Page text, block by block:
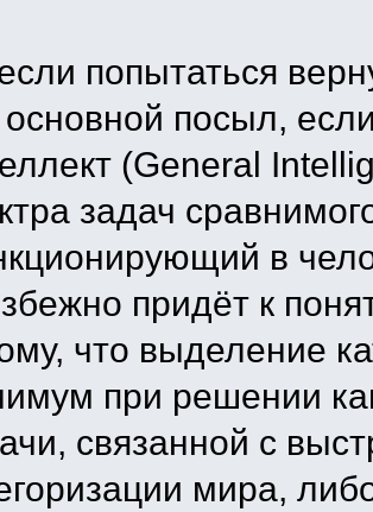
попытаться
основной посыл,
(General
задач
в
придёт к
что выделение
при решении
связанной с
мира,